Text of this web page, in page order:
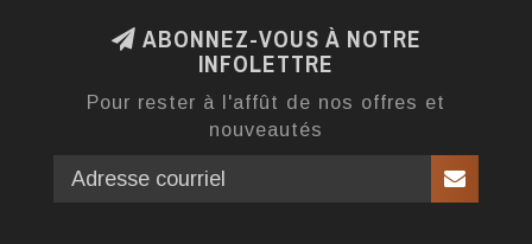
ABONNEZ-VOUS À NOTRE
INFOLETTRE
Pour rester à l'affût de nos offres et
nouveautés